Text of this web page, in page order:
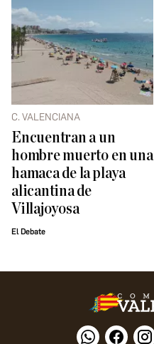
C. VALENCIANA
Encuentran a un
hombre muerto en una
hamaca de la playa
alicantina de
Villajoyosa
El Debate